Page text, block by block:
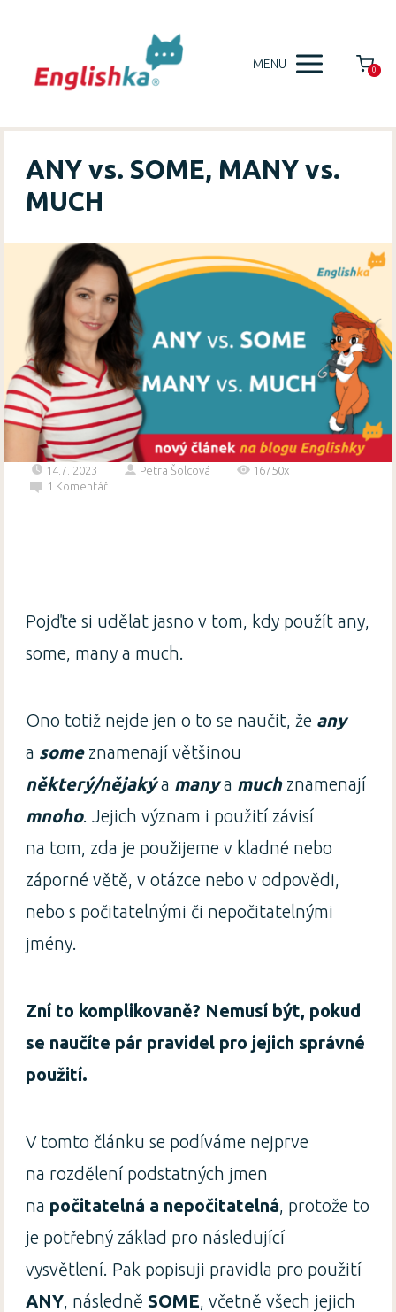
MENU 0
ANY vs. SOME, MANY vs.
MUCH
14.7. 2023 Petra Šolcová
16750x
1 Komentář
Pojďte si udělat jasno v tom, kdy použít any,
some, many a much.
Ono totiž nejde jen o to se naučit, že any
a someznamenají většinou
některý/nějakýa manya muchznamenají
mnoho. Jejich význam i použití závisí
na tom, zda je použijeme v kladné nebo
záporné větě, v otázce nebo v odpovědi,
nebo s počitatelnými či nepočitatelnými
jmény.
Zní to komplikovaně? Nemusí být, pokud
se naučíte pár pravidel pro jejich správné
použití.
V tomto článku se podíváme nejprve
na rozdělení podstatných jmen
na počitatelná a nepočitatelná , protože to
je potřebný základ pro následující
vysvětlení. Pak popisuji pravidla pro použití
ANY , následně SOME , včetně všech jejich